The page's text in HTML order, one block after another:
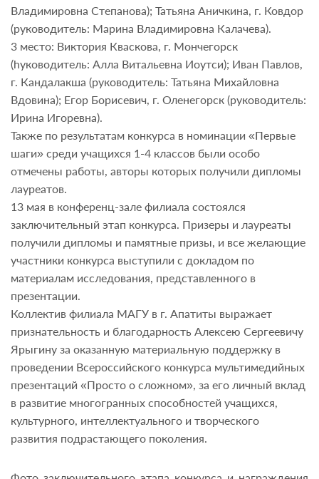
Владимировна Степанова); Татьяна Аничкина, г. Ковдор
(руководитель: Марина Владимировна Калачева).
3 место: Виктория Кваскова, г. Мончегорск
(hуководитель: Алла Витальевна Иоутси); Иван Павлов,
г. Кандалакша (руководитель: Татьяна Михайловна
Вдовина); Егор Борисевич, г. Оленегорск (руководитель:
Ирина Игоревна).
Также по результатам конкурса в номинации «Первые
шаги» среди учащихся 1-4 классов были особо
отмечены работы, авторы которых получили дипломы
лауреатов.
13 мая в конференц-зале филиала состоялся
заключительный этап конкурса. Призеры и лауреаты
получили дипломы и памятные призы, и все желающие
участники конкурса выступили с докладом по
материалам исследования, представленного в
презентации.
Коллектив филиала МАГУ в г. Апатиты выражает
признательность и благодарность Алексею Сергеевичу
Ярыгину за оказанную материальную поддержку в
проведении Всероссийского конкурса мультимедийных
презентаций «Просто о сложном», за его личный вклад
в развитие многогранных способностей учащихся,
культурного, интеллектуального и творческого
развития подрастающего поколения.